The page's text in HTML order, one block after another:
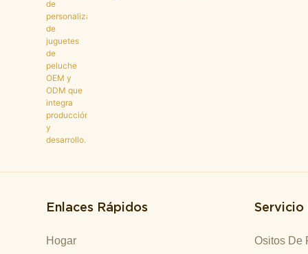
Enlaces Rápidos
Hogar
Servicio
Ositos De